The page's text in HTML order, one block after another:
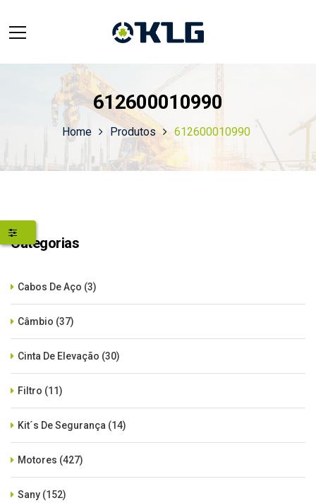
612600010990
Home Produtos 612600010990
Categorias
Cabos De Aço (3)
Câmbio (37)
Cinta De Elevação (30)
Filtro (11)
Kit´s De Segurança (14)
Motores (427)
Sany (152)